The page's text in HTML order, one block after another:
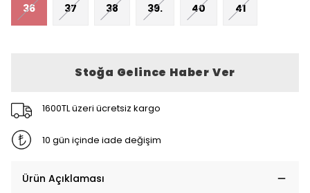
36 37 38 39. 40 41
Stoğa Gelince Haber Ver
1600TL üzeri ücretsiz kargo
10 gün içinde iade değişim
Ürün Açıklaması